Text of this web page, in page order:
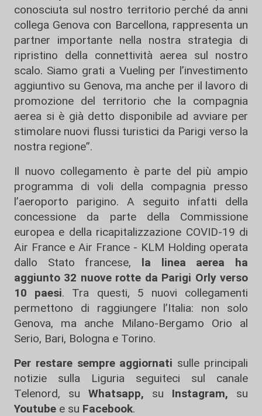
conosciuta sul nostro territorio perché da anni
collega Genova con Barcellona, rappresenta un
partner importante nella nostra strategia di
ripristino della connettività aerea sul nostro
scalo. Siamo grati a Vueling per l’investimento
aggiuntivo su Genova, ma anche per il lavoro di
promozione del territorio che la compagnia
aerea si è già detto disponibile ad avviare per
stimolare nuovi flussi turistici da Parigi verso la
nostra regione”.
Il nuovo collegamento è parte del più ampio
programma di voli della compagnia presso
l’aeroporto parigino. A seguito infatti della
concessione da parte della Commissione
europea e della ricapitalizzazione COVID-19 di
Air France e Air France - KLM Holding operata
dallo Stato francese, la linea aerea ha
aggiunto 32 nuove rotte da Parigi Orly verso
10 paesi. Tra questi, 5 nuovi collegamenti
permettono di raggiungere l’Italia: non solo
Genova, ma anche Milano-Bergamo Orio al
Serio, Bari, Bologna e Torino.
Per restare sempre aggiornati sulle principali
notizie sulla Liguria seguiteci sul canale
Telenord, su
Whatsapp, su Instagram, su
Youtube e su Facebook.